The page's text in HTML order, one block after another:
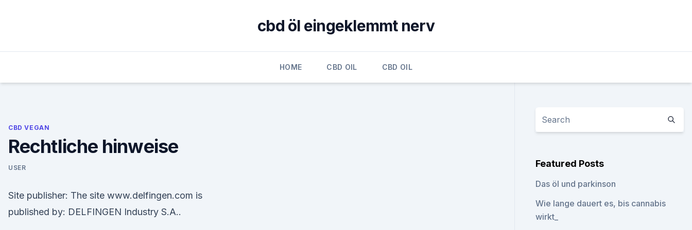
cbd öl eingeklemmt nerv
HOME CBD OIL CBD OIL
CBD VEGAN
Rechtliche hinweise
USER
Site publisher: The site www.delfingen.com is
published by: DELFINGEN Industry S.A..
Featured Posts
Das öl und parkinson
Wie lange dauert es, bis cannabis
wirkt_